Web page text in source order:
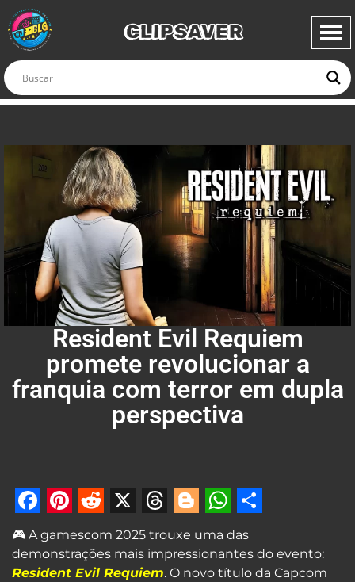
CLIPSAVER
Resident Evil Requiem
promete revolucionar a
franquia com terror em dupla
perspectiva
Facebook
Pinterest
Reddit
X Threads
Blogger
WhatsApp
Share
🎮 A gamescom 2025 trouxe uma das
demonstrações mais impressionantes do evento:
Resident Evil Requiem. O novo título da Capcom